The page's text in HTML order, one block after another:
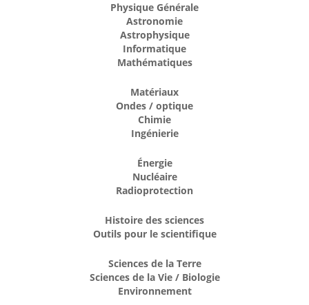
Physique Générale
Astronomie
Astrophysique
Informatique
Mathématiques
Matériaux
Ondes / optique
Chimie
Ingénierie
Énergie
Nucléaire
Radioprotection
Histoire des sciences
Outils pour le scientifique
Sciences de la Terre
Sciences de la Vie / Biologie
Environnement